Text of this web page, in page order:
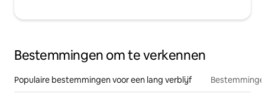
Bestemmingen om te verkennen
Populaire bestemmingen voor een lang verblijf